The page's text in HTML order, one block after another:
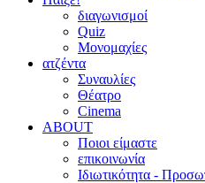
διαγωνισμοί
Quiz
Μονομαχίες
ατζέντα
Συναυλίες
Θέατρο
Cinema
ABOUT
Ποιοι είμαστε
επικοινωνία
Ιδιωτικότητα -